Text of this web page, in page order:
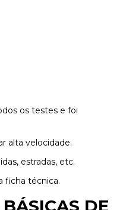
os testes e foi
alta velocidade.
estradas, etc.
ficha técnica.
DE